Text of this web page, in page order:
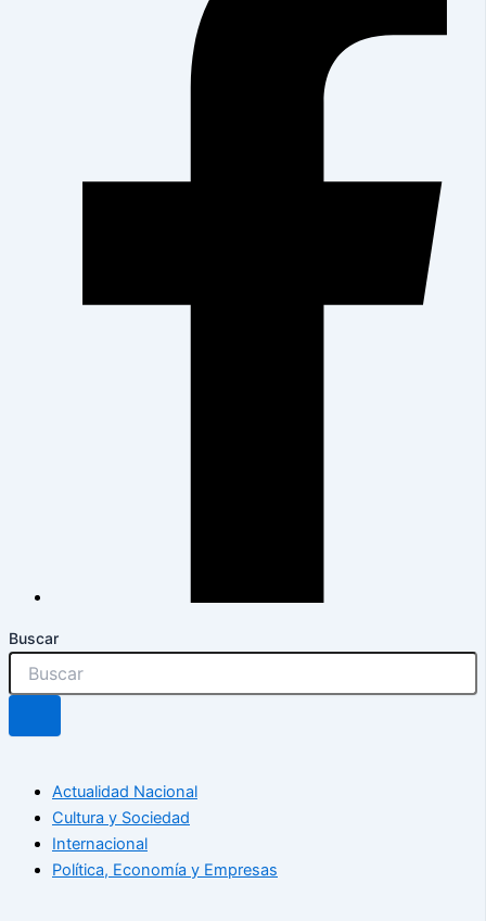
Buscar
Actualidad Nacional
Cultura y Sociedad
Internacional
Política, Economía y Empresas